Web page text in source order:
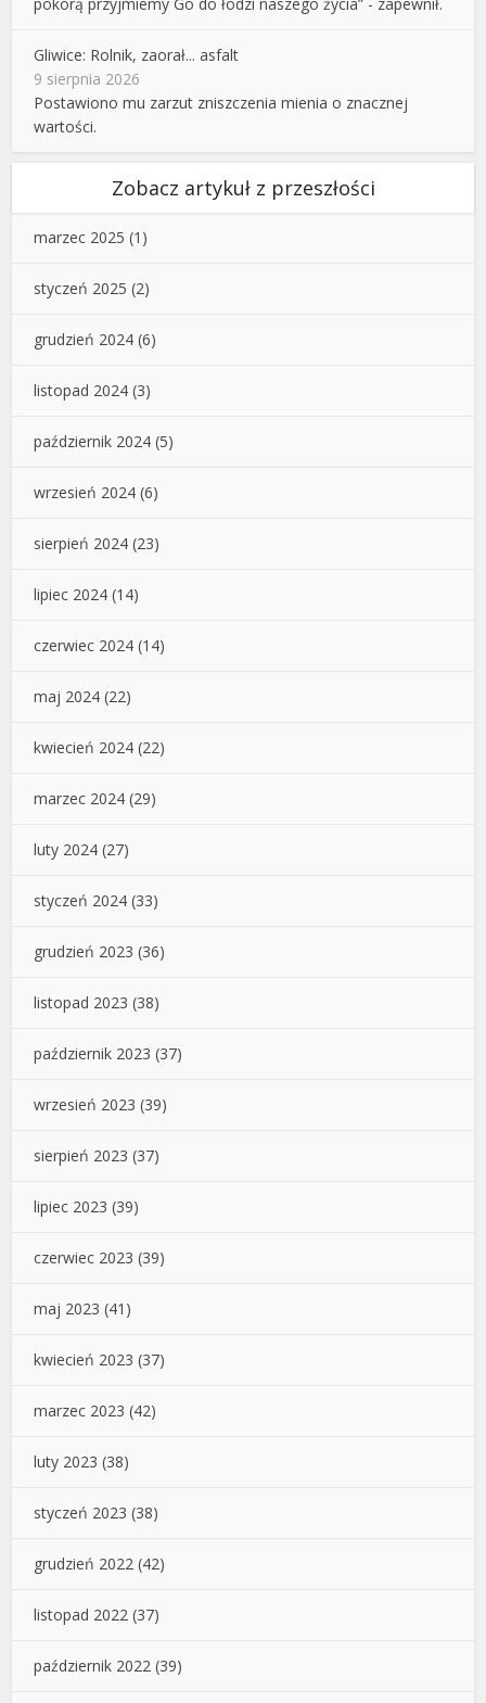
Gliwice: Rolnik, zaorał... asfalt
9 sierpnia 2026
Postawiono mu zarzut zniszczenia mienia o znacznej
wartości.
Zobacz artykuł z przeszłości
marzec 2025 (1)
styczeń 2025 (2)
grudzień 2024 (6)
listopad 2024 (3)
październik 2024 (5)
wrzesień 2024 (6)
sierpień 2024 (23)
lipiec 2024 (14)
czerwiec 2024 (14)
maj 2024 (22)
kwiecień 2024 (22)
marzec 2024 (29)
luty 2024 (27)
styczeń 2024 (33)
grudzień 2023 (36)
listopad 2023 (38)
październik 2023 (37)
wrzesień 2023 (39)
sierpień 2023 (37)
lipiec 2023 (39)
czerwiec 2023 (39)
maj 2023 (41)
kwiecień 2023 (37)
marzec 2023 (42)
luty 2023 (38)
styczeń 2023 (38)
grudzień 2022 (42)
listopad 2022 (37)
październik 2022 (39)